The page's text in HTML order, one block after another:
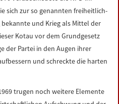
sich zur so genannten freiheitlich-
und Krieg als Mittel der
Kotau vor dem Grundgesetz
der Partei in den Augen ihrer
und schreckte die harten
trugen noch weitere Elemente